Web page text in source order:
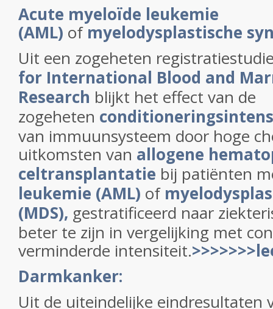
Acute myeloïde leukemie
(AML) of myelodysplastische
Uit een zogeheten
for International Blood and
Research blijkt het effect van de
zogeheten
van immuunsysteem door hoge
uitkomsten van allogene
celtransplantatie bij patiënten
leukemie (AML) of
(MDS), gestratificeerd naar
beter te zijn in vergelijking met
verminderde intensiteit.
Darmkanker:
Uit de uiteindelijke eindresultaten